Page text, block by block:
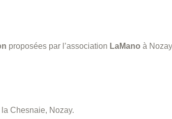
proposées par l’association LaMano à
Chesnaie, Nozay.